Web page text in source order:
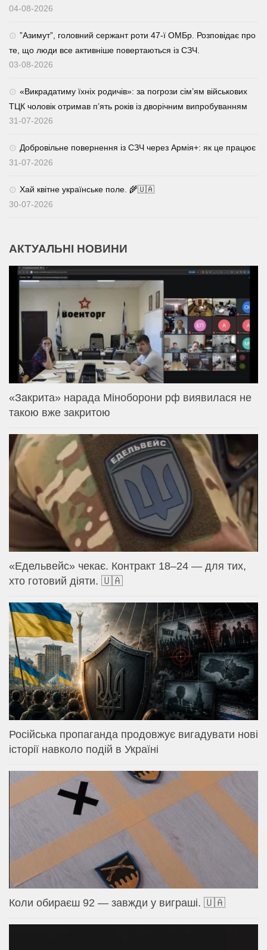
04-08-2026
⁨”Азимут”, головний сержант роти 47-ї ОМБр. Розповідає про
те, що люди все активніше повертаються із СЗЧ.
03-08-2026
«Викрадатиму їхніх родичів»: за погрози сім’ям військових
ТЦК чоловік отримав п’ять років із дворічним випробуванням
31-07-2026
Добровільне повернення із СЗЧ через Армія+: як це працює
31-07-2026
Хай квітне українське поле. 🌾🇺🇦
30-07-2026
АКТУАЛЬНІ НОВИНИ
«Закрита» нарада Міноборони рф виявилася не
такою вже закритою
«Едельвейс» чекає. Контракт 18–24 — для тих,
хто готовий діяти. 🇺🇦
Російська пропаганда продовжує вигадувати нові
історії навколо подій в Україні
Коли обираєш 92 — завжди у виграші. 🇺🇦